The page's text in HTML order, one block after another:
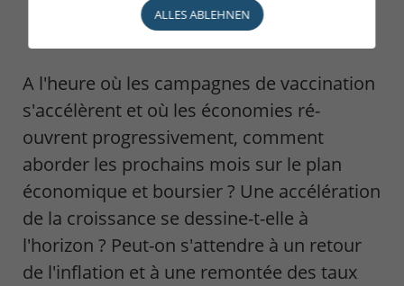
A l'heure où les campagnes de vaccination
s'accélèrent et où les économies ré-
ouvrent progressivement, comment
aborder les prochains mois sur le plan
économique et boursier ? Une accélération
de la croissance se dessine-t-elle à
l'horizon ? Peut-on s'attendre à un retour
de l'inflation et à une remontée des taux
ALLES ABLEHNEN